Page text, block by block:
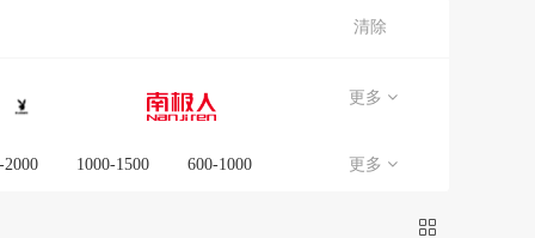
清除
更多
2000 1000-1500 600-1000 更多